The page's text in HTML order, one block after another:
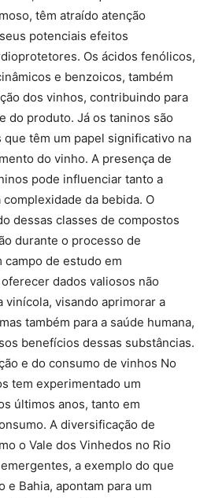
têm atraído atenção
potenciais efeitos
Os ácidos fenólicos,
e benzoicos, também
dos vinhos, contribuindo para
do produto. Já os taninos são
têm um papel significativo na
do vinho. A presença de
pode influenciar tanto a
da bebida. O
dessas classes de compostos
durante o processo de
campo de estudo em
dados valiosos não
vinícola, visando aprimorar a
também para a saúde humana,
benefícios dessas substâncias.
e do consumo de vinhos No
tem experimentado um
últimos anos, tanto em
A diversificação de
o Vale dos Vinhedos no Rio
a exemplo do que
e Bahia, apontam para um